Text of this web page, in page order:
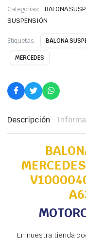
Categorías: BALONA
SUSPENSIÓN
Etiquetas: BALONA
MERCEDES
Descripción
En nuestra tienda